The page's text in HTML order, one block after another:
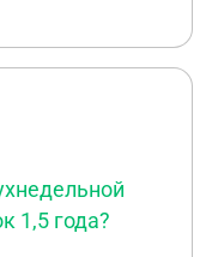
1,5 года?